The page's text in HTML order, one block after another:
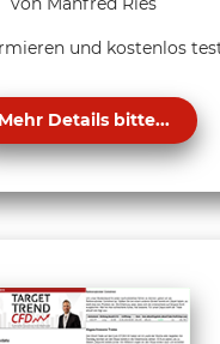
und kostenlos
Mehr Details bitte...